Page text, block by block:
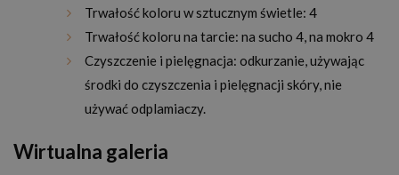
Trwałość koloru w sztucznym świetle: 4
Trwałość koloru na tarcie: na sucho 4, na mokro 4
Czyszczenie i pielęgnacja: odkurzanie, używając
środki do czyszczenia i pielęgnacji skóry, nie
używać odplamiaczy.
Wirtualna galeria